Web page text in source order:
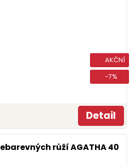
AKČNÍ
-7%
Detail
růží AGATHA 40